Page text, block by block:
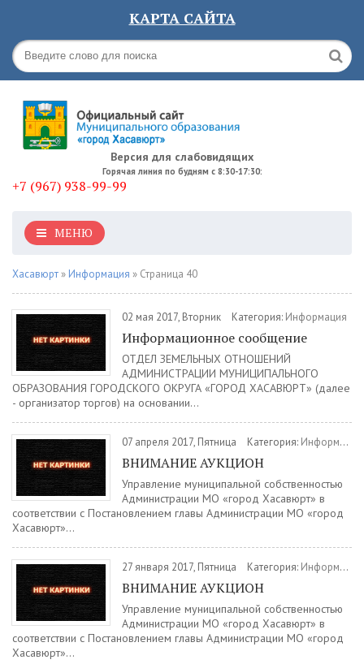
КАРТА САЙТА
Версия для слабовидящих
Горячая линия по будням с 8:30-17:30:
+7 (967) 938-99-99
МЕНЮ
Хасавюрт » Информация » Страница 40
02 мая 2017, Вторник Категория: Информация
Информационное сообщение
ОТДЕЛ ЗЕМЕЛЬНЫХ ОТНОШЕНИЙ
АДМИНИСТРАЦИИ МУНИЦИПАЛЬНОГО
ОБРАЗОВАНИЯ ГОРОДСКОГО ОКРУГА «ГОРОД ХАСАВЮРТ» (далее
- организатор торгов) на основании...
07 апреля 2017, Пятница Категория: Информация
ВНИМАНИЕ АУКЦИОН
Управление муниципальной собственностью
Администрации МО «город Хасавюрт» в
соответствии с Постановлением главы Администрации МО «город
Хасавюрт»...
27 января 2017, Пятница Категория: Информация
ВНИМАНИЕ АУКЦИОН
Управление муниципальной собственностью
Администрации МО «город Хасавюрт» в
соответствии с Постановлением главы Администрации МО «город
Хасавюрт»...